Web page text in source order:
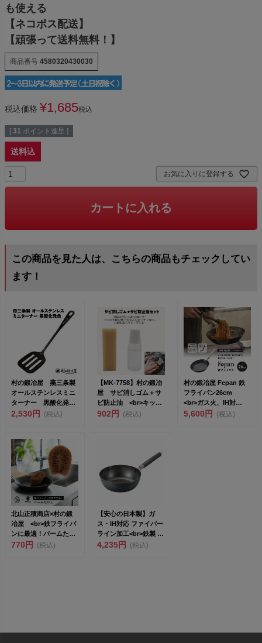
も使える
【ネコポス配送】
【頑張って送料無料！】
商品番号 4580320430030
税込価格 ¥1,685税込
[ 31 ポイント進呈 ]
送料込
お気に入りに登録する
カートに入れる
この商品を見た人は、こちらの商品もチェックしてい
ます！
村の鍛冶屋 燕三条製
オールステンレスミニ
ターナー 黒酸化発色
<br>全長...
2,530円 (税込)
【MK-7758】村の鍛冶
屋 サビ消しゴム＋サ
ビ防止油 <br>キッチ
ン...
902円 (税込)
村の鍛冶屋 Fepan 鉄
フライパン26cm
<br>ガス火、IH対
応 ...
5,600円 (税込)
北山正積商店×村の鍛
冶屋 <br>鉄フライパ
ンに最適！パームたわ
し &l...
770円 (税込)
【安心の日本製】ガ
ス・IH対応 ファイバー
ライン加工<br>鉄製 深
型い...
4,235円 (税込)